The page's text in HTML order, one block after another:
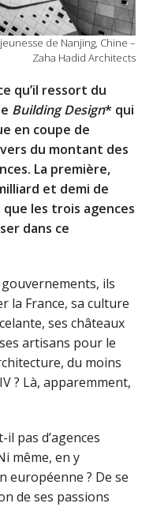
de Nanjing, Chine –
Zaha Hadid Architects
qu’il ressort du
Building Design* qui
en coupe de
du montant des
La première,
et demi de
les trois agences
dans ce
ils
la France, sa culture
ses châteaux
artisans pour le
du moins
? Là, apparemment,
il pas d’agences
même, en y
européenne ? De se
de ses passions